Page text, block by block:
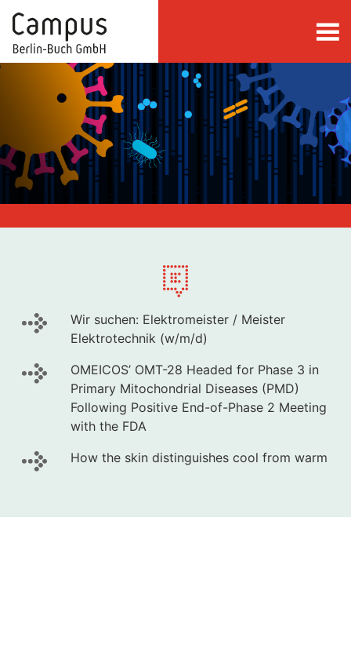
Skip to main content
Wir suchen: Elektromeister / Meister
Elektrotechnik (w/m/d)
OMEICOS’ OMT-28 Headed for Phase 3 in
Primary Mitochondrial Diseases (PMD)
Following Positive End-of-Phase 2 Meeting
with the FDA
How the skin distinguishes cool from warm